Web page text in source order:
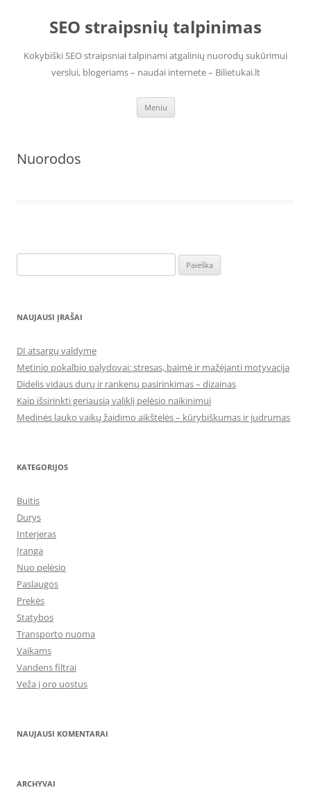
SEO straipsnių talpinimas
Kokybiški SEO straipsniai talpinami atgalinių nuorodų sukūrimui
verslui, blogeriams – naudai internete – Bilietukai.lt
Meniu
Nuorodos
NAUJAUSI ĮRAŠAI
DI atsargų valdyme
Metinio pokalbio palydovai: stresas, baimė ir mažėjanti motyvacija
Didelis vidaus durų ir rankenų pasirinkimas – dizainas
Kaip išsirinkti geriausią valiklį pelėsio naikinimui
Medinės lauko vaikų žaidimo aikštelės – kūrybiškumas ir judrumas
KATEGORIJOS
Buitis
Durys
Interjeras
Įranga
Nuo pelėsio
Paslaugos
Prekės
Statybos
Transporto nuoma
Vaikams
Vandens filtrai
Veža į oro uostus
NAUJAUSI KOMENTARAI
ARCHYVAI